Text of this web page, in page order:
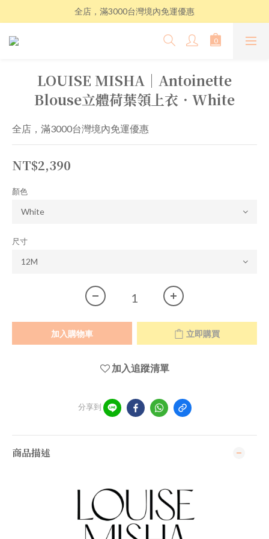
全店，滿3000台灣境內免運優惠
LOUISE MISHA│Antoinette
Blouse立體荷葉領上衣．White
全店，滿3000台灣境內免運優惠
NT$2,390
顏色
尺寸
加入購物車 立即購買
加入追蹤清單
分享到
商品描述